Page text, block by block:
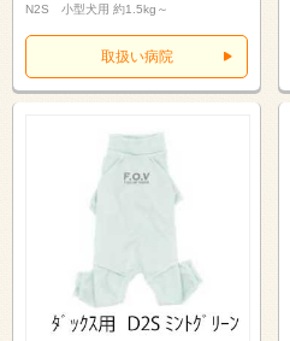
N2S 小型犬用 約1.5kg～
取扱い病院